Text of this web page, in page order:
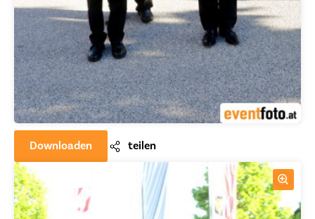
Downloaden teilen